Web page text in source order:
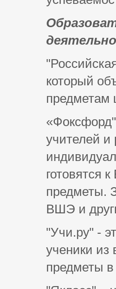
который
предметам
учителей и
готовятся
предметы.
ВШЭ и
"Учи.ру" -
ученики из
предметы